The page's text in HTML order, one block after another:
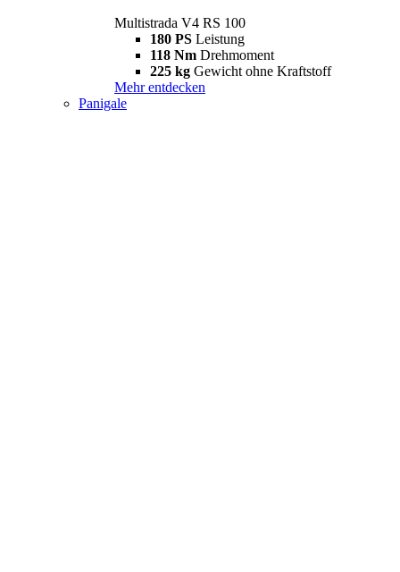
Multistrada V4 RS 100
180 PS Leistung
118 Nm Drehmoment
225 kg Gewicht ohne Kraftstoff
Mehr entdecken
Panigale